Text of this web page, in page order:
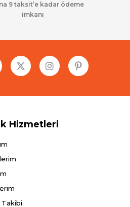
9 taksit’e kadar ödeme
imkanı
Hizmetleri
Takibi